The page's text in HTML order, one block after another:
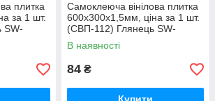
плитка
за 1 шт.
SW-
Самоклеюча вінілова плитка
600х300х1,5мм, ціна за 1 шт.
(СВП-112) Глянець SW-
00000501
В наявності
84 ₴